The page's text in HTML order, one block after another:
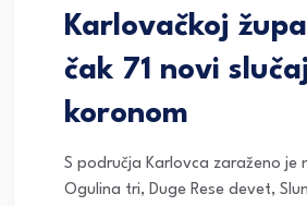
Karlovačkoj
čak 71 novi
koronom
S područja Karlovca zaraženo je
Ogulina tri, Duge Rese devet,